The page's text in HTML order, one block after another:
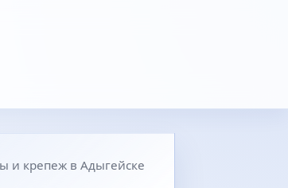
и крепеж в Адыгейске